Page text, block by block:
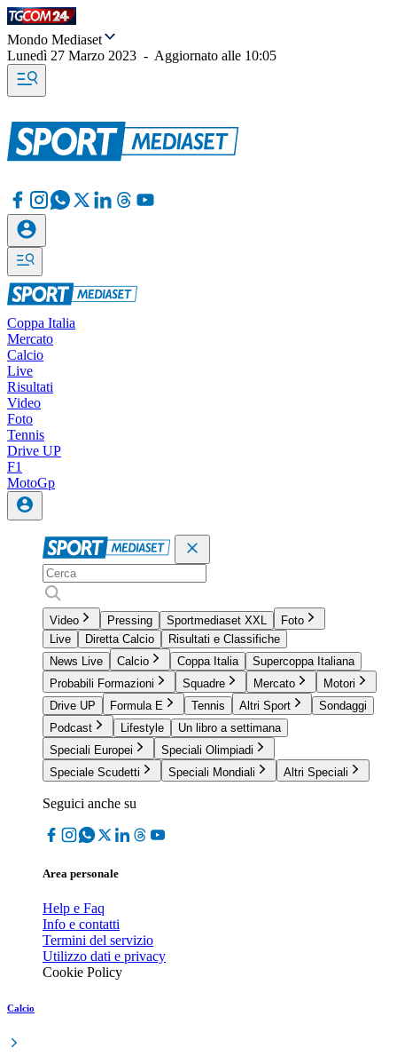
Mondo Mediaset
Lunedì 27 Marzo 2023 - Aggiornato alle 10:05
Coppa Italia
Mercato
Calcio
Live
Risultati
Video
Foto
Tennis
Drive UP
F1
MotoGp
Video Pressing Sportmediaset XXL
Foto
Live
Diretta Calcio
Risultati e Classifiche
News Live
Calcio Coppa Italia
Supercoppa Italiana
Probabili Formazioni
Squadre Mercato
Motori
Drive UP
Formula E Tennis Altri Sport
Sondaggi
Podcast
Lifestyle
Un libro a settimana
Speciali Europei
Speciali Olimpiadi
Speciale Scudetti
Speciali Mondiali Altri Speciali
Seguici anche su
Area personale
Help e Faq
Info e contatti
Termini del servizio
Utilizzo dati e privacy
Cookie Policy
Calcio